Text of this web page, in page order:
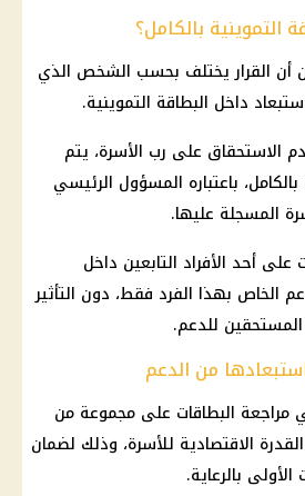
بالكامل؟
أن القرار يختلف بحسب الشخص الذي
داخل البطاقة التموينية.
الاستحقاق على رب الأسرة، يتم
باعتباره المسؤول الرئيسي
المسجلة عليها.
على أحد الأفراد التابعين داخل
الخاص بهذا الفرد فقط، دون التأثير
للدعم.
من الدعم
مراجعة البطاقات على مجموعة من
الاقتصادية للأسرة، وذلك لضمان
بالرعاية.